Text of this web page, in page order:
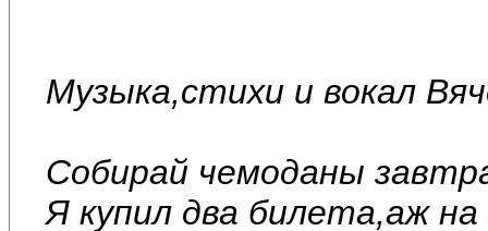
Музыка,стихи и вокал
Собирай чемоданы
Я купил два билета,аж